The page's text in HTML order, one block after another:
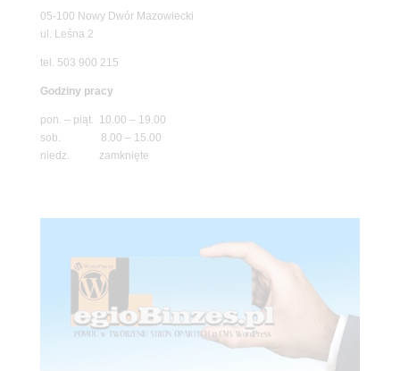
05-100 Nowy Dwór Mazowiecki
ul. Leśna 2
tel. 503 900 215
Godziny pracy
pon. – piąt. 10.00 – 19.00
sob. 8.00 – 15.00
niedz. zamknięte